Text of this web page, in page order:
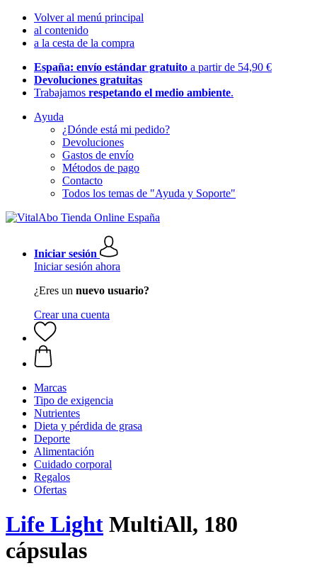
Volver al menú principal
al contenido
a la cesta de la compra
España: envío estándar gratuito a partir de 54,90 €
Devoluciones gratuitas
Trabajamos respetando el medio ambiente.
Ayuda
¿Dónde está mi pedido?
Devoluciones
Gastos de envío
Métodos de pago
Contacto
Todos los temas de "Ayuda y Soporte"
Iniciar sesión
Iniciar sesión ahora
¿Eres un nuevo usuario?
Crear una cuenta
Marcas
Tipo de exigencia
Nutrientes
Dieta y pérdida de grasa
Deporte
Alimentación
Cuidado corporal
Regalos
Ofertas
Life Light MultiAll, 180
cápsulas